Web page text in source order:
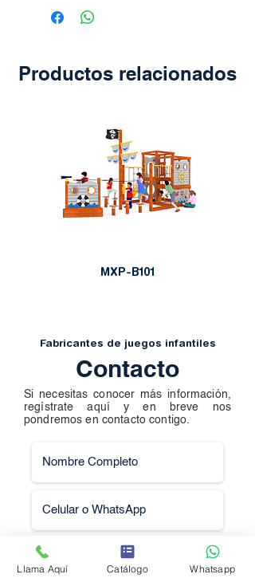
Productos relacionados
MXP-B101
Fabricantes de juegos infantiles
Contacto
Si necesitas conocer más información,
regístrate aquí y en breve nos
pondremos en contacto contigo.
Llama Aquí Catálogo Whatsapp